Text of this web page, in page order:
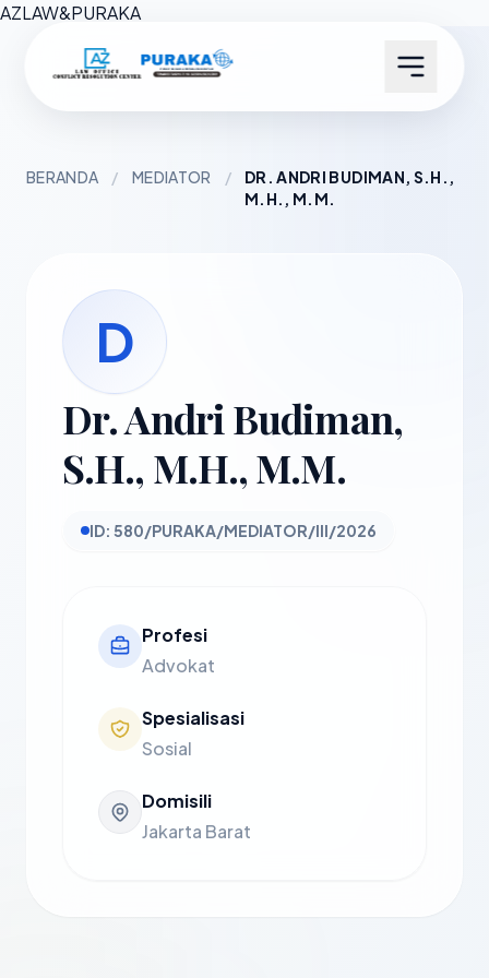
AZLAW&PURAKA
BERANDA / MEDIATOR /
DR. ANDRI BUDIMAN, S.H.,
M.H., M.M.
D
Dr. Andri Budiman,
S.H., M.H., M.M.
ID: 580/PURAKA/MEDIATOR/III/2026
Profesi
Advokat
Spesialisasi
Sosial
Domisili
Jakarta Barat